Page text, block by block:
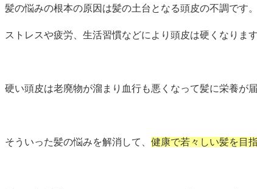
髪の悩みの根本の原因は髪の土台となる頭皮の不調です。
ストレスや疲労、生活習慣などにより頭皮は硬くなります
硬い頭皮は老廃物が溜まり血行も悪くなって髪に栄養が
そういった髪の悩みを解消して、 健康で若々しい髪を目